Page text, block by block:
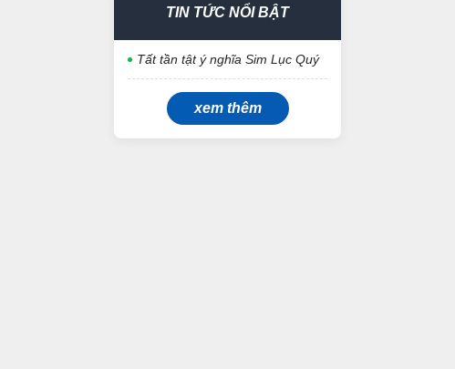
TIN TỨC NỔI BẬT
Tất tần tật ý nghĩa Sim Lục Quý
xem thêm